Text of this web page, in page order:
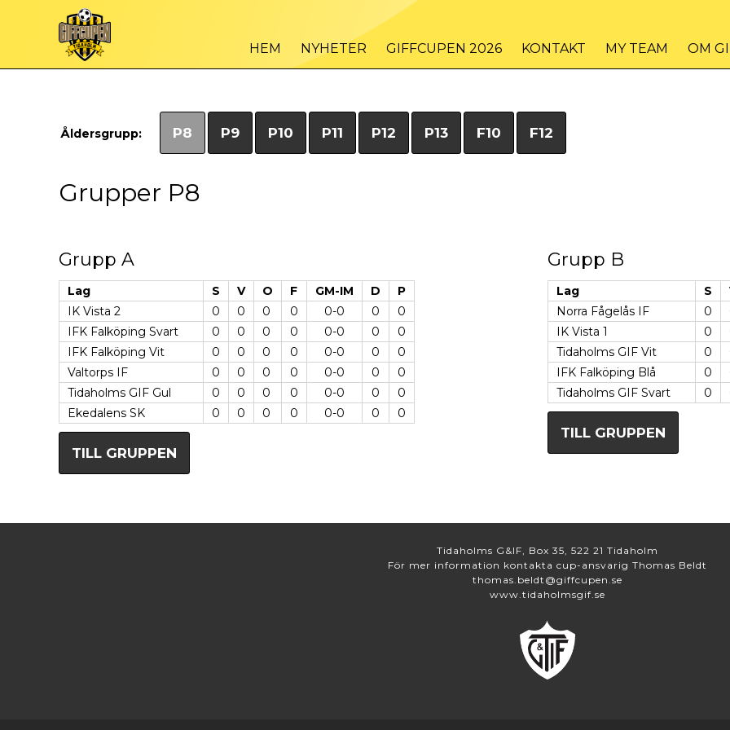
HEM NYHETER GIFFCUPEN 2026 KONTAKT MY TEAM OM
Åldersgrupp: P8 P9 P10 P11 P12 P13 F10 F12
Grupper P8
Grupp A
Lag S V O F GM-IM D
P
IK Vista 2
0 0 0 0 0-0 0
0
IFK Falköping Svart
0 0 0 0 0-0 0
0
IFK Falköping Vit
0 0 0 0 0-0 0
0
Valtorps IF
0 0 0 0 0-0 0
0
Tidaholms GIF Gul
0 0 0 0 0-0 0
0
Ekedalens SK
0 0 0 0 0-0 0 0
TILL GRUPPEN
Grupp B
Lag S
Norra Fågelås IF
0
IK Vista 1
0
Tidaholms GIF Vit
0
IFK Falköping Blå
0
Tidaholms GIF Svart
0
TILL GRUPPEN
Tidaholms G&IF, Box 35, 522 21 Tidaholm
För mer information kontakta cup-ansvarig Thomas Beldt
thomas.beldt@giffcupen.se
www.tidaholmsgif.se